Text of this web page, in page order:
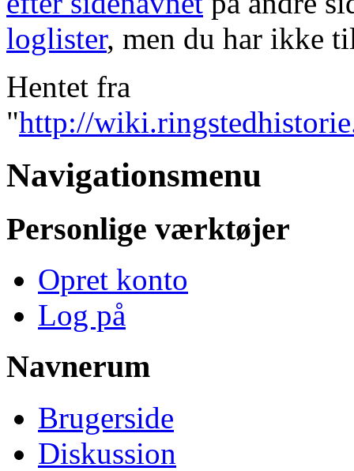
loglister, men du har ikke
Hentet fra
"http://
Navigationsmenu
Personlige værktøjer
Opret konto
Log på
Navnerum
Brugerside
Diskussion